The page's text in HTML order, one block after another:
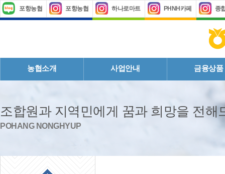
포항농협 포항농협 하나로마트 PHNH카페 종
농협소개 사업안내 금융상품
조합원과 지역민에게 꿈과 희망을 전해
POHANG NONGHYUP